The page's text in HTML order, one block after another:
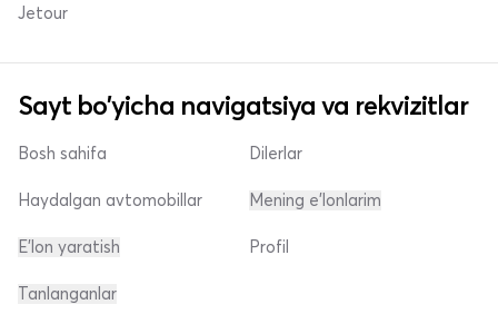
Jetour
Sayt bo'yicha navigatsiya va rekvizitlar
Bosh sahifa
Haydalgan avtomobillar
E'lon yaratish
Dilerlar
Mening e'lonlarim
Profil
Tanlanganlar